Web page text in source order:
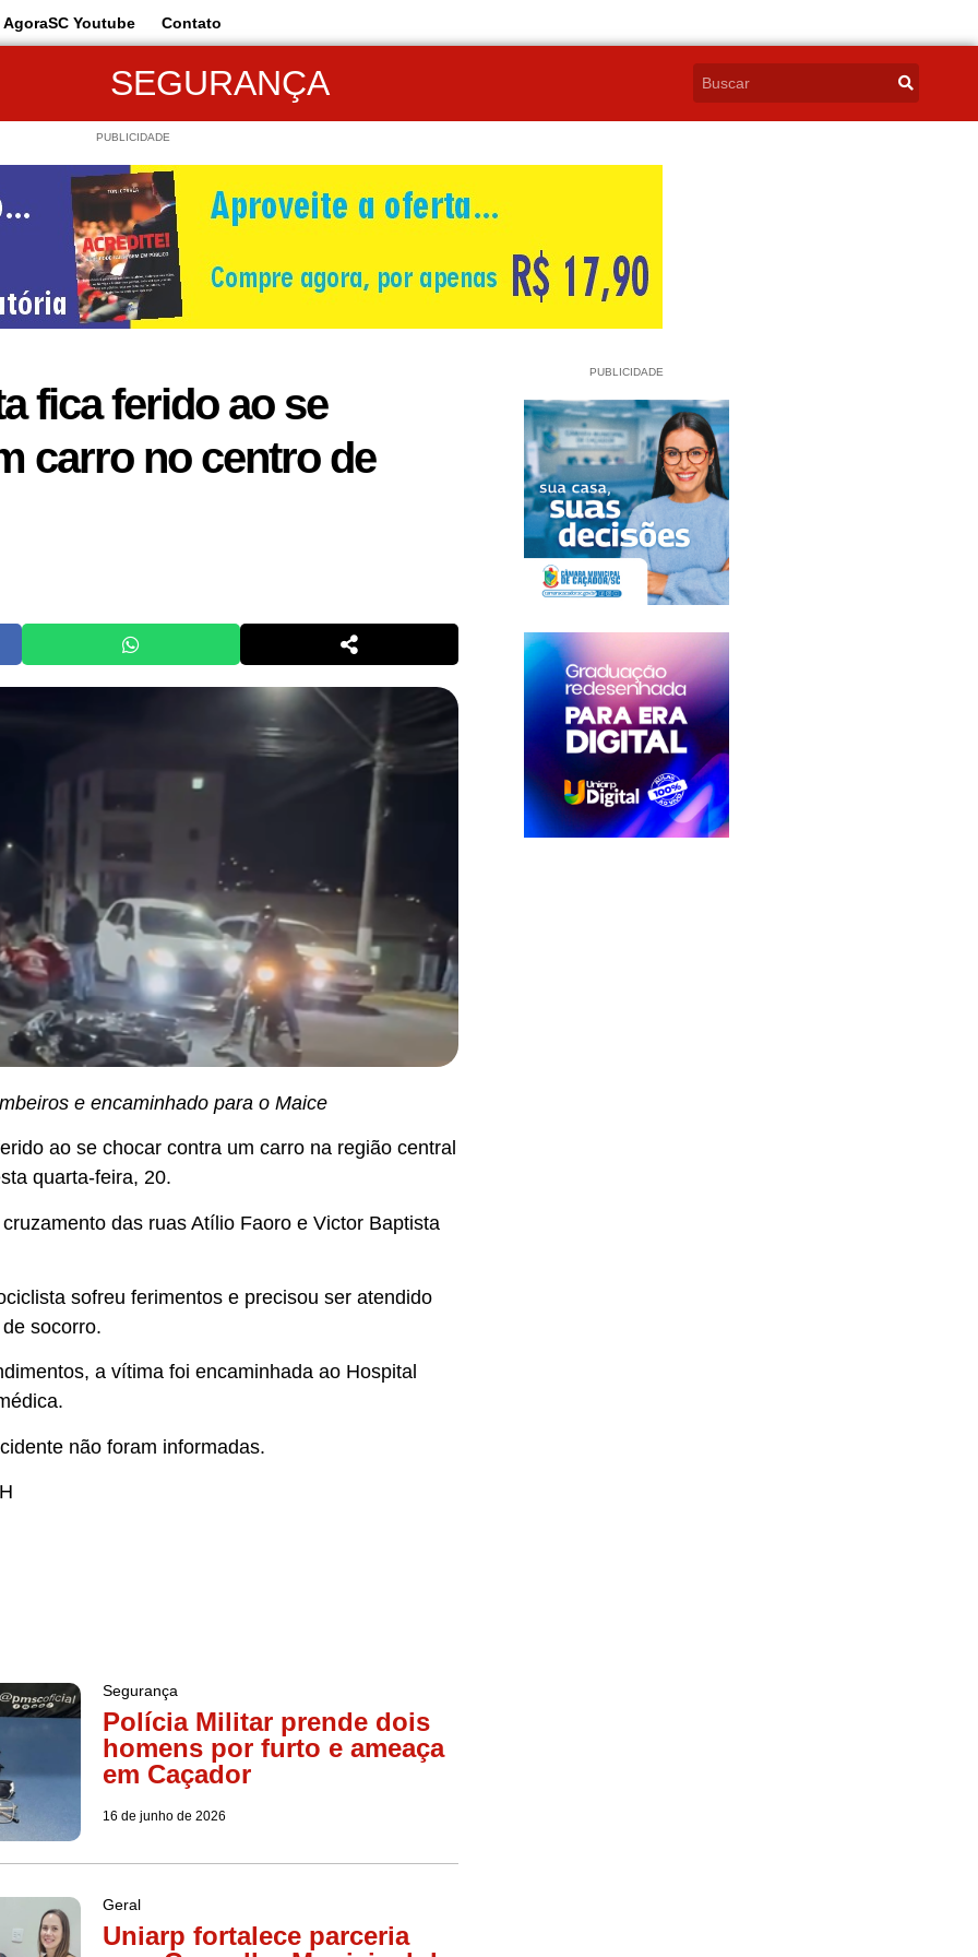
AgoraSC Youtube Contato
SEGURANÇA
PUBLICIDADE
fica ferido ao se
carro no centro de
e encaminhado para o Maice
ao se chocar contra um carro na região central
quarta-feira, 20.
das ruas Atílio Faoro e Victor Baptista
sofreu ferimentos e precisou ser atendido
socorro.
a vítima foi encaminhada ao Hospital
não foram informadas.
Segurança
Polícia Militar prende dois
homens por furto e ameaça
em Caçador
16 de junho de 2026
Geral
Uniarp fortalece parceria
PUBLICIDADE